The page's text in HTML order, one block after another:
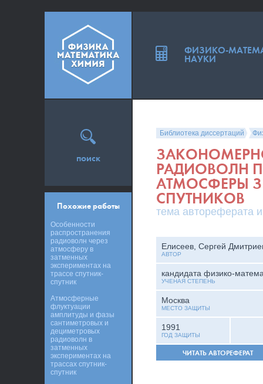
Библиотека диссертаций
РАДИОВОЛН
АТМОСФЕРЫ
СПУТНИКОВ
тема автореферата
Елисеев, Сергей
АВТОР
кандидата физико-
УЧЕНАЯ СТЕПЕНЬ
Москва
МЕСТО ЗАЩИТЫ
1991
ГОД ЗАЩИТЫ
ЧИТАТЬ АВТОРЕФЕРАТ
поиск
Похожие работы
Особенности
распространения
радиоволн через
атмосферу в
затменных
экспериментах на
трассе спутник-
спутник
Атмосферные
флуктуации
амплитуды и фазы
сантиметровых и
дециметровых
радиоволн в
затменных
экспериментах на
трассах спутник-
спутник
ФИЗИКО-
НАУКИ